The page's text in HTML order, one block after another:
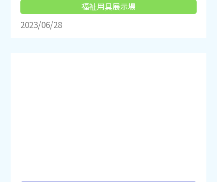
福祉用具展示場
2023/06/28